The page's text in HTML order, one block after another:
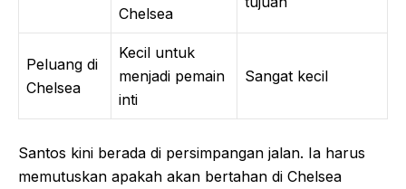
Chelsea
Peluang di
Chelsea
Kecil untuk
menjadi pemain
inti
Sangat kecil
Santos kini berada di persimpangan jalan. Ia harus
memutuskan apakah akan bertahan di Chelsea